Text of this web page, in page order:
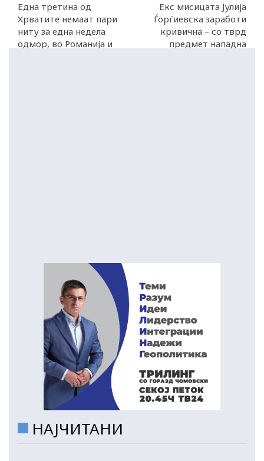
Една третина од
Хрватите немаат пари
ниту за една недела
одмор, во Романија и
Екс мисицата Јулија
Ѓорѓиевска заработи
кривична – со тврд
предмет нападна
НАЈЧИТАНИ